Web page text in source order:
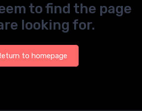
to find the page
looking for.
to homepage